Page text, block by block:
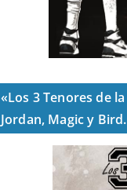
«Los 3 Tenores de
Jordan, Magic y